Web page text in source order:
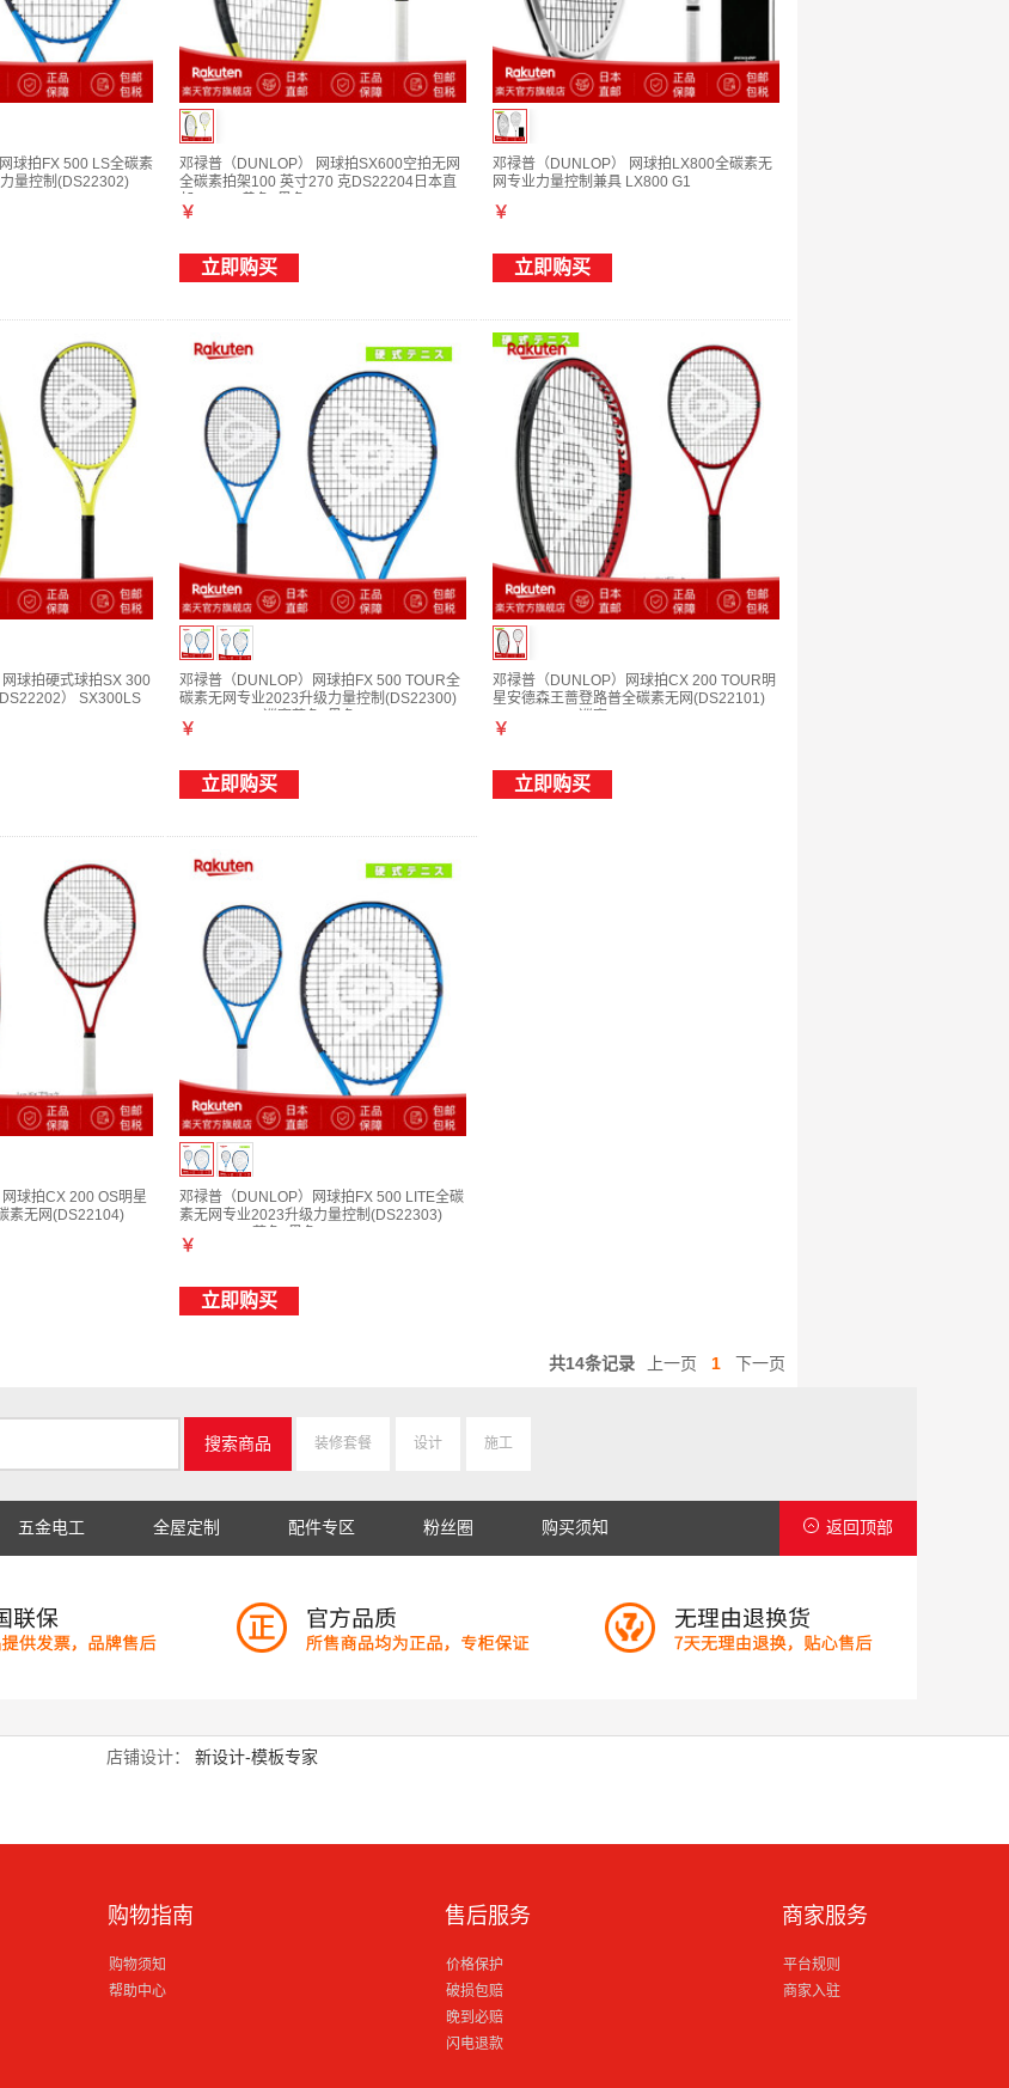
球拍FX 500 LS全碳素
量控制(DS22302)
邓禄普（DUNLOP） 网球拍SX600空拍无网
全碳素拍架100 英寸270 克DS22204日本直
￥
立即购买
邓禄普（DUNLOP） 网球拍LX800全碳素无
网专业力量控制兼具 LX800 G1
￥
立即购买
球拍硬式球拍SX 300
） SX300LS
邓禄普（DUNLOP）网球拍FX 500 TOUR全
碳素无网专业2023升级力量控制(DS22300)
￥
立即购买
邓禄普（DUNLOP）网球拍CX 200 TOUR明
星安德森王蔷登路普全碳素无网(DS22101)
￥
立即购买
球拍CX 200 OS明星
素无网(DS22104)
邓禄普（DUNLOP）网球拍FX 500 LITE全碳
素无网专业2023升级力量控制(DS22303)
￥
立即购买
共14条记录 上一页 1 下一页
搜索商品 装修套餐 设计 施工
返回顶部
五金电工 全屋定制 配件专区 粉丝圈 购买须知
店铺设计： 新设计-模板专家
购物指南
购物须知
帮助中心
售后服务
价格保护
破损包赔
晚到必赔
闪电退款
商家服务
平台规则
商家入驻